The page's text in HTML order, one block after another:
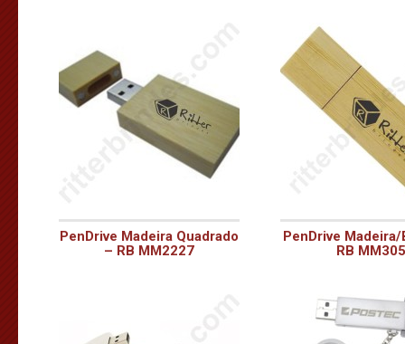
PenDrive Madeira Quadrado
– RB MM2227
PenDrive
RB MM305